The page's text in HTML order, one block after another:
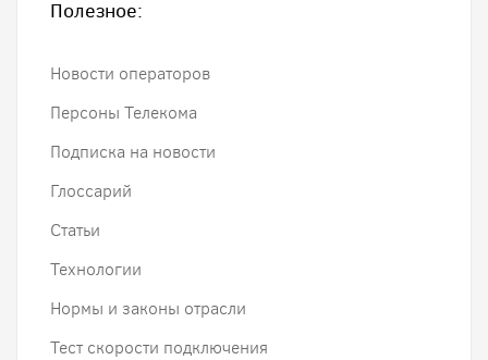
Полезное:
Новости операторов
Персоны Телекома
Подписка на новости
Глоссарий
Статьи
Технологии
Нормы и законы отрасли
Тест скорости подключения